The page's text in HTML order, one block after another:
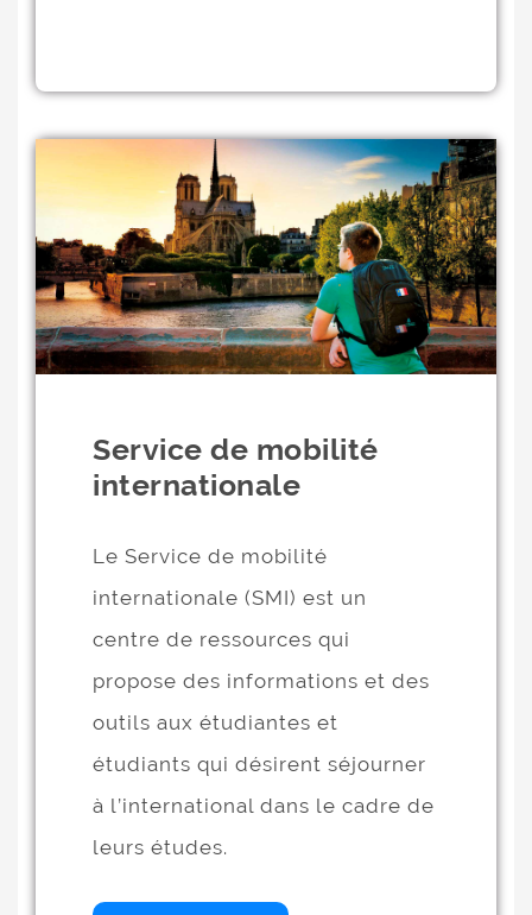
Service de mobilité
internationale
Le Service de mobilité
internationale (SMI) est un
centre de ressources qui
propose des informations et des
outils aux étudiantes et
étudiants qui désirent séjourner
à l’international dans le cadre de
leurs études.